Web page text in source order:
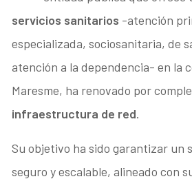
servicios sanitarios -atención
especializada, sociosanitaria, de
atención a la dependencia- en la
Maresme, ha renovado por
infraestructura de red.
Su objetivo ha sido garantizar un
seguro y escalable, alineado con